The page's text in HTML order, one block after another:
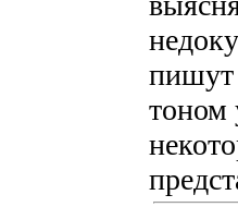
пишут
тоном